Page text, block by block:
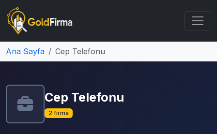
Ana Sayfa Cep Telefonu
Cep Telefonu
2 firma